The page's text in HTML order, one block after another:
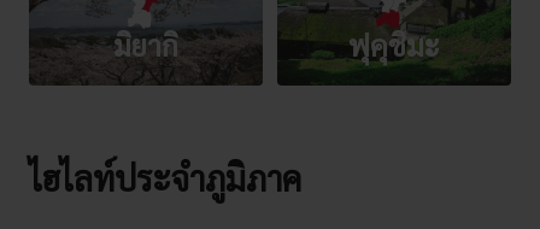
มิยากิ ฟุคุชิมะ
ไฮไลท์ประจำภูมิภาค